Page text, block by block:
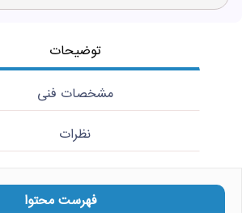
توضیحات
مشخصات فنی
نظرات
فهرست محتوا